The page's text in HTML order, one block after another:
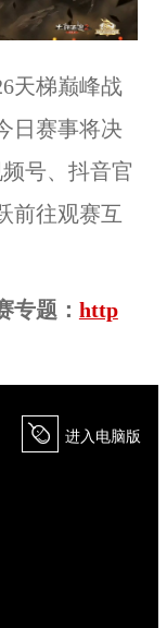
梯巅峰战
日赛事将决
号、抖音官
前往观赛互
专题： http
򰀄 进入电脑版